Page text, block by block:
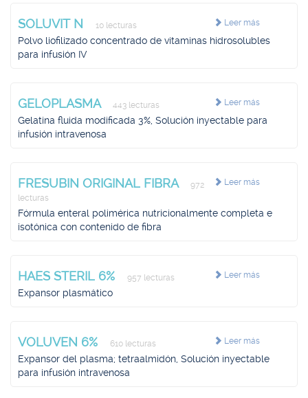
Leer más
SOLUVIT N 10 lecturas
Polvo liofilizado concentrado de vitaminas hidrosolubles
para infusión IV
Leer más
GELOPLASMA 443 lecturas
Gelatina fluida modificada 3%, Solución inyectable para
infusión intravenosa
Leer más
FRESUBIN ORIGINAL FIBRA
972
lecturas
Fórmula enteral polimérica nutricionalmente completa e
isotónica con contenido de fibra
Leer más
HAES STERIL 6% 957 lecturas
Expansor plasmático
Leer más
VOLUVEN 6% 610 lecturas
Expansor del plasma; tetraalmidón, Solución inyectable
para infusión intravenosa